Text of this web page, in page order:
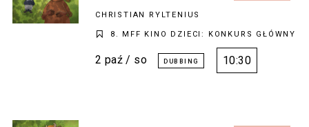
CHRISTIAN RYLTENIUS
8. MFF KINO DZIECI: KONKURS GŁÓWNY
2 paź / so 10:30